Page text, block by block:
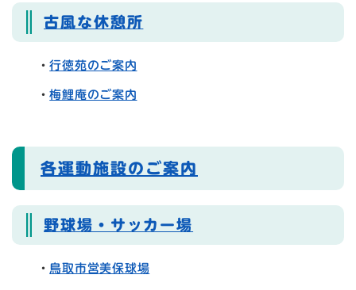
古風な休憩所
・行徳苑のご案内
・梅鯉庵のご案内
各運動施設のご案内
野球場・サッカー場
・ 鳥取市営美保球場